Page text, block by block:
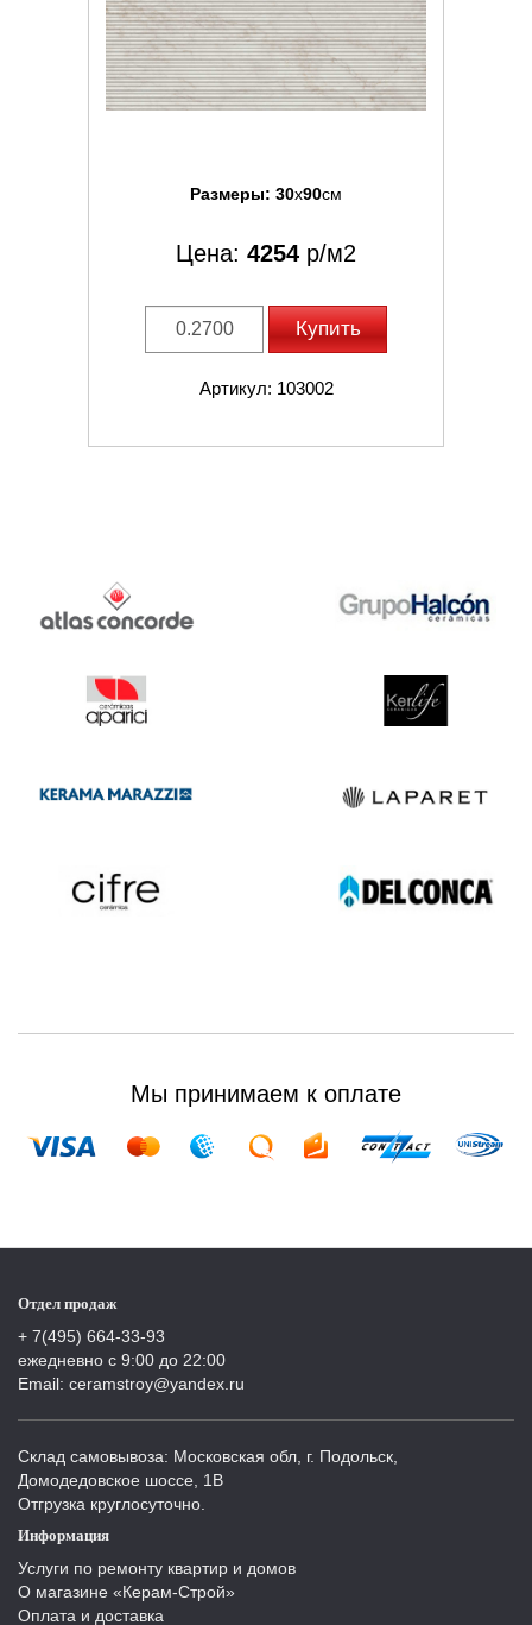
Размеры: 30x90см
Цена: 4254 р/м2
Купить
Артикул: 103002
Мы принимаем к оплате
Отдел продаж
+ 7(495) 664-33-93
ежедневно с 9:00 до 22:00
Email: ceramstroy@yandex.ru
Склад самовывоза: Московская обл, г. Подольск,
Домодедовское шоссе, 1В
Отгрузка круглосуточно.
Информация
Услуги по ремонту квартир и домов
О магазине «Керам-Строй»
Оплата и доставка